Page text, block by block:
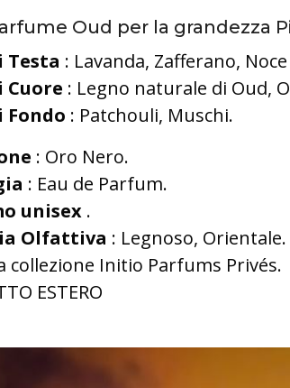
Oud per la grandezza
Testa : Lavanda, Zafferano,
Cuore : Legno naturale di Oud,
Fondo : Patchouli, Muschi.
: Oro Nero.
: Eau de Parfum.
unisex .
Olfattiva : Legnoso, Orientale.
collezione Initio Parfums Privés.
ESTERO